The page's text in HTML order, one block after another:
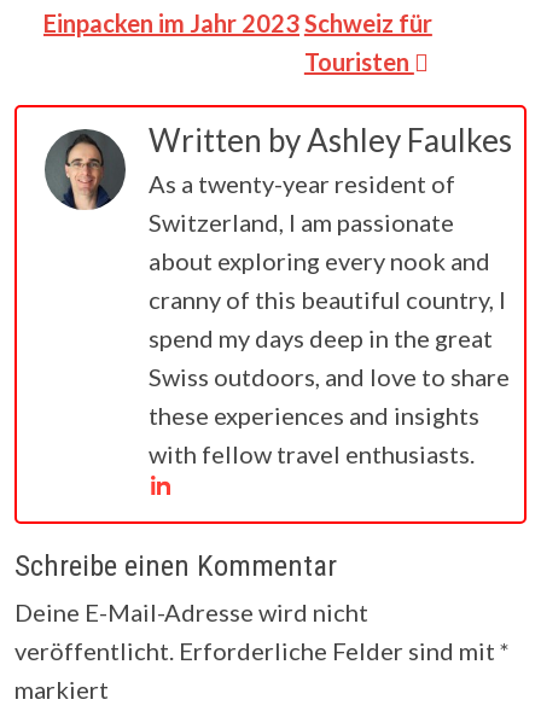
Einpacken im Jahr 2023Schweiz für
Touristen
Written byAshley Faulkes
As a twenty-year resident of
Switzerland, I am passionate
about exploring every nook and
cranny of this beautiful country, I
spend my days deep in the great
Swiss outdoors, and love to share
these experiences and insights
with fellow travel enthusiasts.
Schreibe einen Kommentar
Deine E-Mail-Adresse wird nicht
veröffentlicht. Erforderliche Felder sind mit *
markiert